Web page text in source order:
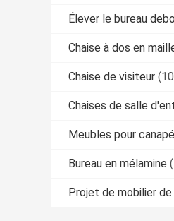
Élever le bureau
Chaise à dos en
Chaise de visiteur
Chaises de salle
Meubles pour
Bureau en mélamine
Projet de mobilier de